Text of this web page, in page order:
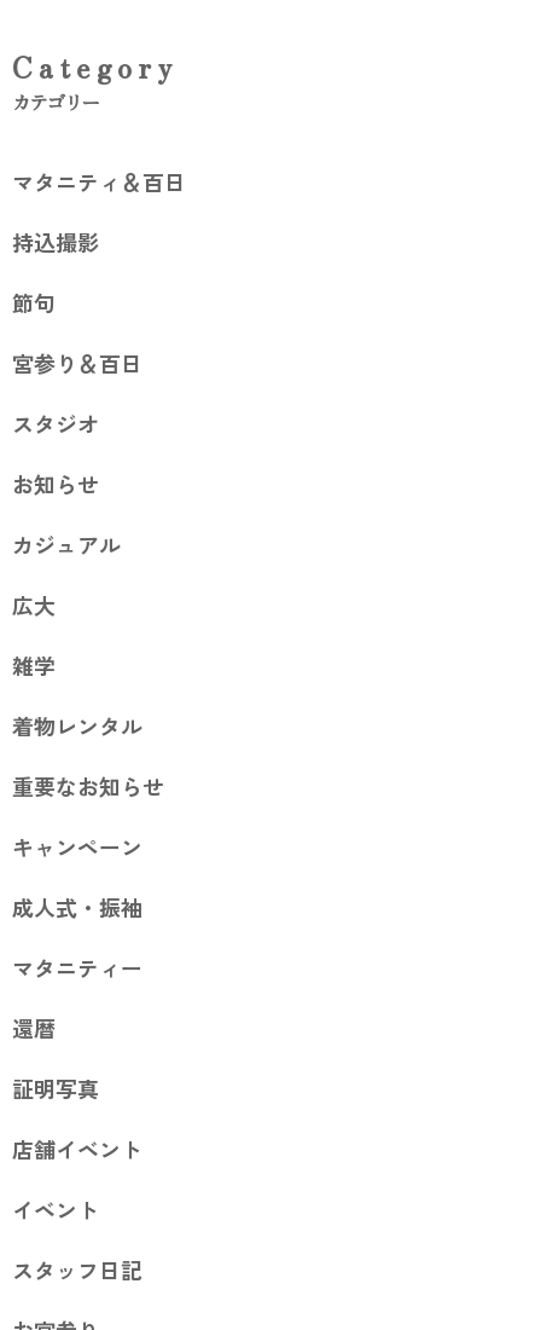
Category
カテゴリー
マタニティ＆百日
持込撮影
節句
宮参り＆百日
スタジオ
お知らせ
カジュアル
広大
雑学
着物レンタル
重要なお知らせ
キャンペーン
成人式・振袖
マタニティー
還暦
証明写真
店舗イベント
イベント
スタッフ日記